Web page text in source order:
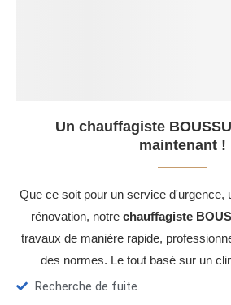
Un chauffagiste
maintenant !
Que ce soit pour un service d'urgence,
rénovation, notre chauffagiste
travaux de manière rapide,
des normes. Le tout basé sur un
Recherche de fuite.